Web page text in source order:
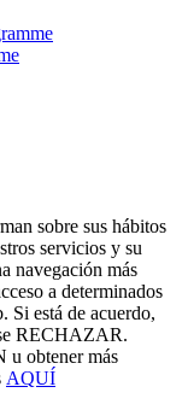
sobre sus hábitos
servicios y su
navegación más
a determinados
Si está de acuerdo,
RECHAZAR.
u obtener más
AQUÍ